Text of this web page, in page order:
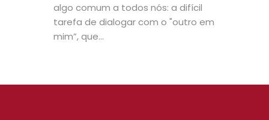
algo comum a todos nós: a difícil
tarefa de dialogar com o "outro em
mim”, que...